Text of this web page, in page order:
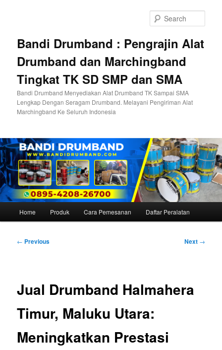
Bandi Drumband : Pengrajin Alat
Drumband dan Marchingband
Tingkat TK SD SMP dan SMA
Bandi Drumband Menyediakan Alat Drumband TK Sampai SMA
Lengkap Dengan Seragam Drumband. Melayani Pengiriman Alat
Marchingband Ke Seluruh Indonesia
Home Produk Cara Pemesanan Daftar Peralatan
Post
← Previous Next →
Jual Drumband Halmahera
Timur, Maluku Utara:
Meningkatkan Prestasi